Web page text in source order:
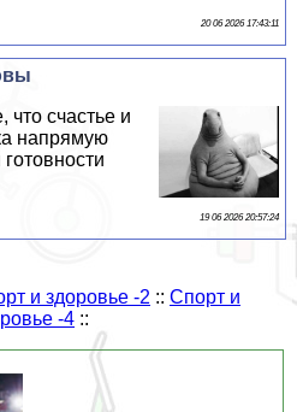
20 06 2026 17:43:11
что счастье и
напрямую
19 06 2026 20:57:24
и здоровье -2 :: Спорт и
-4 ::